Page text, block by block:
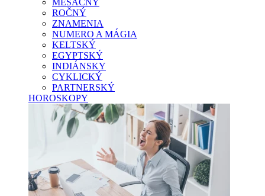
MESAČNY
ROČNÝ
ZNAMENIA
NUMERO A MÁGIA
KELTSKÝ
EGYPTSKÝ
INDIÁNSKY
CYKLICKÝ
PARTNERSKÝ
HOROSKOPY